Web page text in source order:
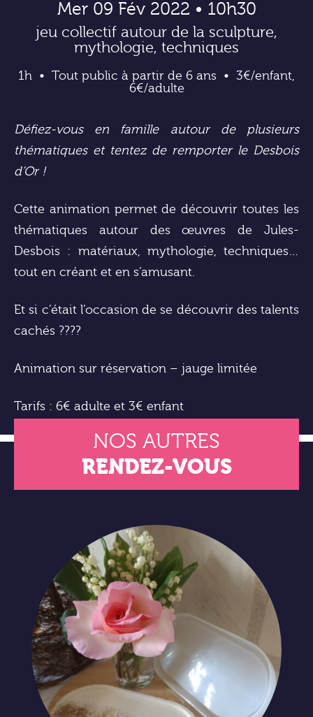
Mer 09 Fév 2022 • 10h30
jeu collectif autour de la sculpture,
mythologie, techniques
1h Tout public à partir de 6 ans
3€/enfant,
6€/adulte
Défiez-vous en famille autour de plusieurs
thématiques et tentez de remporter le Desbois
d’Or !
Cette animation permet de découvrir toutes les
thématiques autour des œuvres de Jules-
Desbois : matériaux, mythologie, techniques…
tout en créant et en s’amusant.
Et si c’était l’occasion de se découvrir des talents
cachés ????
Animation sur réservation – jauge limitée
Tarifs : 6€ adulte et 3€ enfant
NOS AUTRES
RENDEZ-VOUS